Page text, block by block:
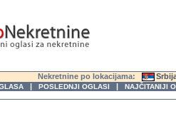
Nekretnine po lokacijama:
| POSLEDNJI OGLASI | NAJČITANIJI